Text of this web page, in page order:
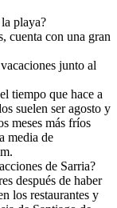
playa?
cuenta con una gran
junto al
tiempo que hace a
suelen ser agosto y
meses más fríos
media de
de Sarria?
después de haber
los restaurantes y